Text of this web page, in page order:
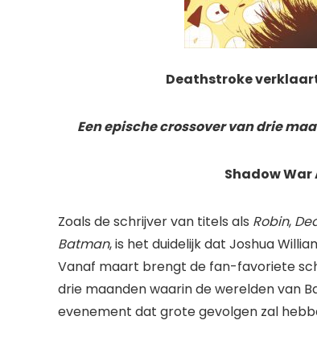
Deathstroke
Een epische crossover van drie
Shadow War
Zoals de schrijver van titels als Robin,
Batman, is het duidelijk dat Joshua
Vanaf maart brengt de fan-favoriete
drie maanden waarin de werelden van
evenement dat grote gevolgen zal